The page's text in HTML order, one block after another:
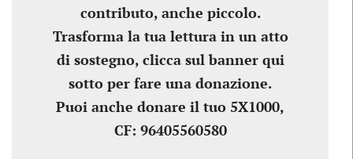
contributo, anche piccolo.
Trasforma la tua lettura in un atto
di sostegno, clicca sul banner qui
sotto per fare una donazione.
Puoi anche donare il tuo 5X1000,
CF: 96405560580